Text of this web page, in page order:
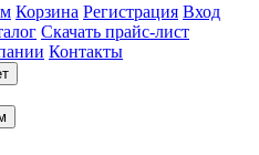
Корзина Регистрация Вход
Скачать прайс-лист
Контакты